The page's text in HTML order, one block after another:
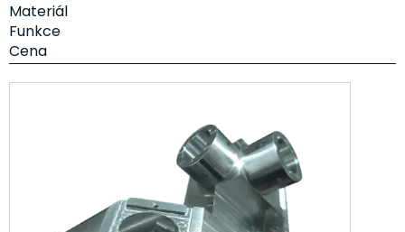
Materiál
Funkce
Cena